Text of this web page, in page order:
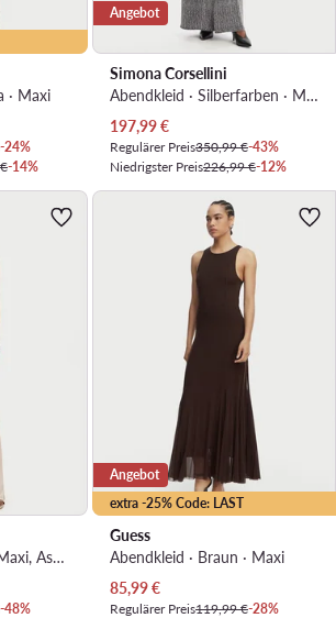
· Maxi
-24%
-14%
Angebot
Simona Corsellini
Abendkleid · Silberfarben · Maxi
Aktueller Preis
197,99€
Regulärer Preis350,99 €-43%
Niedrigster Preis226,99 €-12%
Abendkleid · Rosa · Maxi, Asymmetrisch
-48%
extra -25% Code: LAST
Angebot
Guess
Abendkleid · Braun · Maxi
Aktueller Preis
85,99€
Regulärer Preis119,99 €-28%